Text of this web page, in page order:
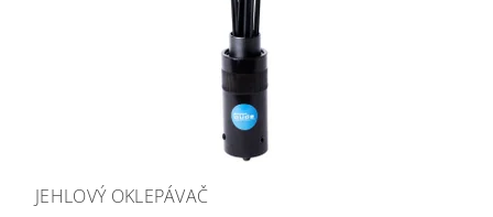
JEHLOVÝ OKLEPÁVAČ